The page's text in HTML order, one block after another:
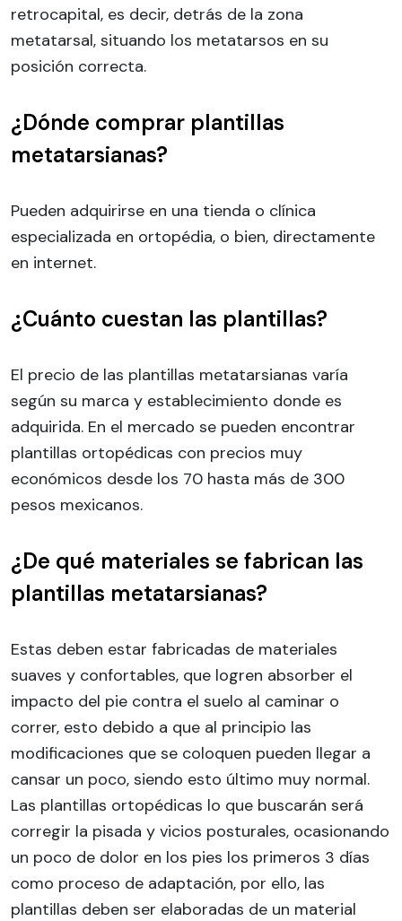
retrocapital, es decir, detrás de la zona
metatarsal, situando los metatarsos en su
posición correcta.
¿Dónde comprar plantillas
metatarsianas?
Pueden adquirirse en una tienda o clínica
especializada en ortopédia, o bien, directamente
en internet.
¿Cuánto cuestan las plantillas?
El precio de las plantillas metatarsianas varía
según su marca y establecimiento donde es
adquirida. En el mercado se pueden encontrar
plantillas ortopédicas con precios muy
económicos desde los 70 hasta más de 300
pesos mexicanos.
¿De qué materiales se fabrican las
plantillas metatarsianas?
Estas deben estar fabricadas de materiales
suaves y confortables, que logren absorber el
impacto del pie contra el suelo al caminar o
correr, esto debido a que al principio las
modificaciones que se coloquen pueden llegar a
cansar un poco, siendo esto último muy normal.
Las plantillas ortopédicas lo que buscarán será
corregir la pisada y vicios posturales, ocasionando
un poco de dolor en los pies los primeros 3 días
como proceso de adaptación, por ello, las
plantillas deben ser elaboradas de un material